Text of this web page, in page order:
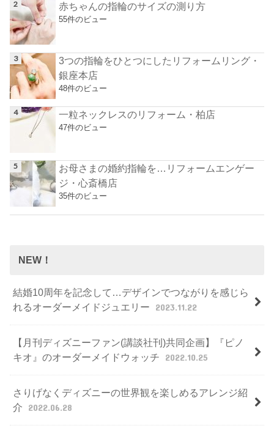
赤ちゃんの指輪のサイズの測り方
55件のビュー
3つの指輪をひとつにしたリフォームリング・
銀座本店
48件のビュー
一粒ネックレスのリフォーム・柏店
47件のビュー
お母さまの婚約指輪を…リフォームエンゲー
ジ・心斎橋店
35件のビュー
NEW！
結婚10周年を記念して…デザインでつながりを感じら
れるオーダーメイドジュエリー
2023.11.22
【月刊ディズニーファン(講談社刊)共同企画】『ピノ
キオ』のオーダーメイドウォッチ
2022.10.25
さりげなくディズニーの世界観を楽しめるアレンジ紹
介
2022.06.28